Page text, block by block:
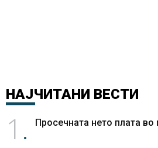
НАЈЧИТАНИ ВЕСТИ
1 Просечната нето плата во